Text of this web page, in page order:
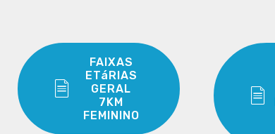
FAIXAS
ETáRIAS
GERAL
7KM
FEMININO